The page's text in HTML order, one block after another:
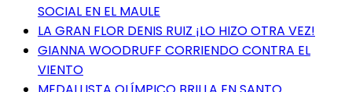
SOCIAL EN EL MAULE
LA GRAN FLOR DENIS RUIZ ¡LO HIZO OTRA VEZ!
GIANNA WOODRUFF CORRIENDO CONTRA EL
VIENTO